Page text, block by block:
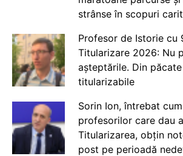
strânse în scopuri
Profesor de Istorie cu
Titularizare 2026: Nu
așteptările. Din
titularizabile
Sorin Ion, întrebat
profesorilor care dau
Titularizarea, obțin
post pe perioadă